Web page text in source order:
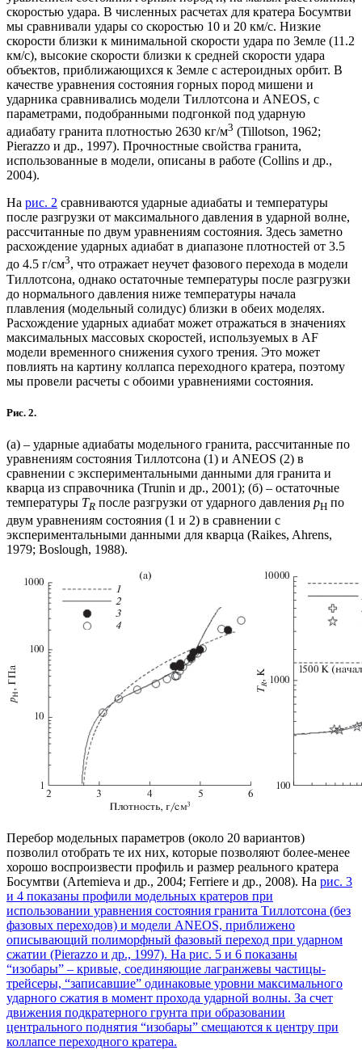
скоростью удара. В численных расчетах для кратера Босумтви
мы сравнивали удары со скоростью 10 и 20 км/с. Низкие
скорости близки к минимальной скорости удара по Земле (11.2
км/с), высокие скорости близки к средней скорости удара
объектов, приближающихся к Земле с астероидных орбит. В
качестве уравнения состояния горных пород мишени и
ударника сравнивались модели Тиллотсона и ANEOS, с
параметрами, подобранными подгонкой под ударную
адиабату гранита плотностью 2630 кг/м3 (Tillotson, 1962;
Pierazzo и др., 1997). Прочностные свойства гранита,
использованные в модели, описаны в работе (Collins и др.,
2004).
На рис. 2 сравниваются ударные адиабаты и температуры
после разгрузки от максимального давления в ударной волне,
рассчитанные по двум уравнениям состояния. Здесь заметно
расхождение ударных адиабат в диапазоне плотностей от 3.5
до 4.5 г/см3, что отражает неучет фазового перехода в модели
Тиллотсона, однако остаточные температуры после разгрузки
до нормального давления ниже температуры начала
плавления (модельный солидус) близки в обеих моделях.
Расхождение ударных адиабат может отражаться в значениях
максимальных массовых скоростей, используемых в AF
модели временного снижения сухого трения. Это может
повлиять на картину коллапса переходного кратера, поэтому
мы провели расчеты с обоими уравнениями состояния.
Рис. 2.
(а) – ударные адиабаты модельного гранита, рассчитанные по
уравнениям состояния Тиллотсона (1) и ANEOS (2) в
сравнении с экспериментальными данными для гранита и
кварца из справочника (Trunin и др., 2001); (б) – остаточные
температуры TR после разгрузки от ударного давления pH по
двум уравнениям состояния (1 и 2) в сравнении с
экспериментальными данными для кварца (Raikes, Ahrens,
1979; Boslough, 1988).
Перебор модельных параметров (около 20 вариантов)
позволил отобрать те их них, которые позволяют более-менее
хорошо воспроизвести профиль и размер реального кратера
Босумтви (Artemieva и др., 2004; Ferriere и др., 2008). На рис. 3
и 4 показаны профили модельных кратеров при
использовании уравнения состояния гранита Тиллотсона (без
фазовых переходов) и модели ANEOS, приближено
описывающий полиморфный фазовый переход при ударном
сжатии (Pierazzo и др., 1997). На рис. 5 и 6 показаны
“изобары” – кривые, соединяющие лагранжевы частицы-
трейсеры, “записавшие” одинаковые уровни максимального
ударного сжатия в момент прохода ударной волны. За счет
движения подкратерного грунта при образовании
центрального поднятия “изобары” смещаются к центру при
коллапсе переходного кратера.